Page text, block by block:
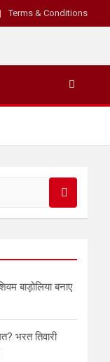
Terms & Conditions
बाड़ोलिया बनाए
भरत तिवारी